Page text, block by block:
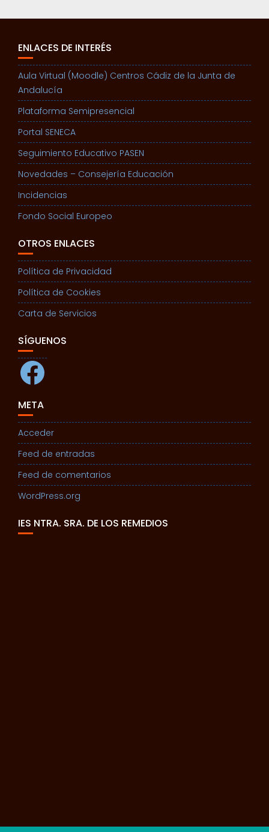
ENLACES DE INTERÉS
Aula Virtual (Moodle) Centros Cádiz de la Junta de
Andalucía
Plataforma Semipresencial
Portal SENECA
Seguimiento Educativo PASEN
Novedades – Consejería Educación
Incidencias
Fondo Social Europeo
OTROS ENLACES
Política de Privacidad
Política de Cookies
Carta de Servicios
SÍGUENOS
Facebook
META
Acceder
Feed de entradas
Feed de comentarios
WordPress.org
IES NTRA. SRA. DE LOS REMEDIOS